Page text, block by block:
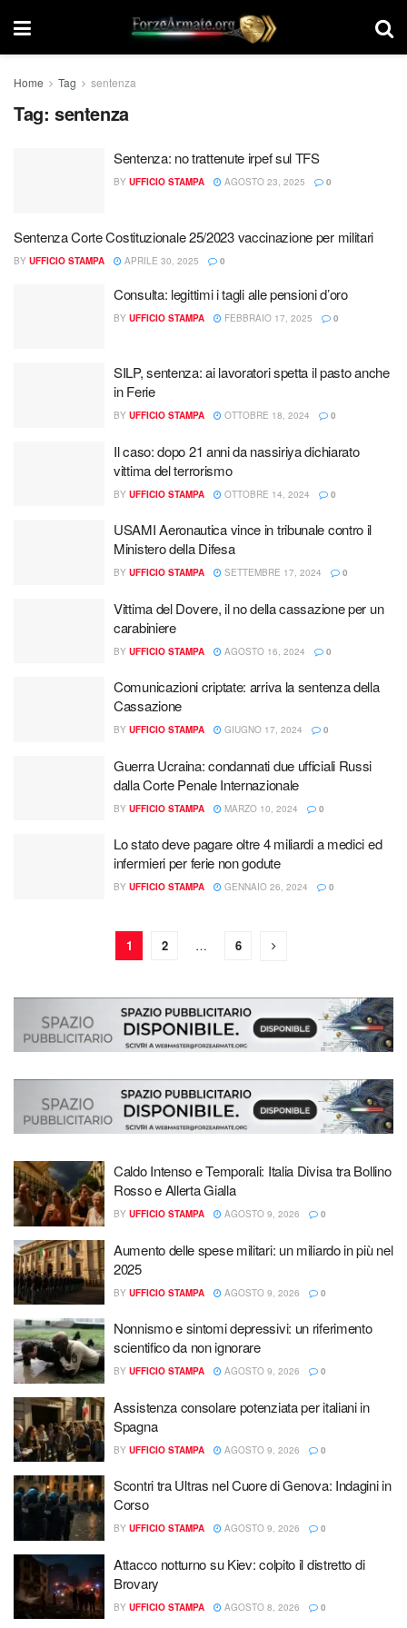
Home Tag sentenza
Tag: sentenza
Sentenza: no trattenute irpef sul TFS
BY UFFICIO STAMPA AGOSTO 23, 2025 0
Sentenza Corte Costituzionale 25/2023 vaccinazione per militari
BY UFFICIO STAMPA APRILE 30, 2025 0
Consulta: legittimi i tagli alle pensioni d’oro
BY UFFICIO STAMPA FEBBRAIO 17, 2025 0
SILP, sentenza: ai lavoratori spetta il pasto anche
in Ferie
BY UFFICIO STAMPA OTTOBRE 18, 2024 0
Il caso: dopo 21 anni da nassiriya dichiarato
vittima del terrorismo
BY UFFICIO STAMPA OTTOBRE 14, 2024 0
USAMI Aeronautica vince in tribunale contro il
Ministero della Difesa
BY UFFICIO STAMPA SETTEMBRE 17, 2024 0
Vittima del Dovere, il no della cassazione per un
carabiniere
BY UFFICIO STAMPA AGOSTO 16, 2024 0
Comunicazioni criptate: arriva la sentenza della
Cassazione
BY UFFICIO STAMPA GIUGNO 17, 2024 0
Guerra Ucraina: condannati due ufficiali Russi
dalla Corte Penale Internazionale
BY UFFICIO STAMPA MARZO 10, 2024 0
Lo stato deve pagare oltre 4 miliardi a medici ed
infermieri per ferie non godute
BY UFFICIO STAMPA GENNAIO 26, 2024 0
1 2 … 6
Caldo Intenso e Temporali: Italia Divisa tra Bollino
Rosso e Allerta Gialla
BY UFFICIO STAMPA AGOSTO 9, 2026 0
Aumento delle spese militari: un miliardo in più nel
2025
BY UFFICIO STAMPA AGOSTO 9, 2026 0
Nonnismo e sintomi depressivi: un riferimento
scientifico da non ignorare
BY UFFICIO STAMPA AGOSTO 9, 2026 0
Assistenza consolare potenziata per italiani in
Spagna
BY UFFICIO STAMPA AGOSTO 9, 2026 0
Scontri tra Ultras nel Cuore di Genova: Indagini in
Corso
BY UFFICIO STAMPA AGOSTO 9, 2026 0
Attacco notturno su Kiev: colpito il distretto di
Brovary
BY UFFICIO STAMPA AGOSTO 8, 2026 0